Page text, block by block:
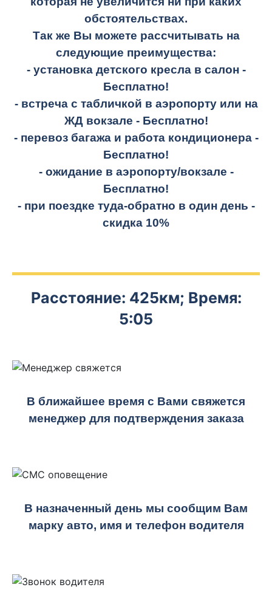
обстоятельствах.
Так же Вы можете рассчитывать на
следующие преимущества:
- установка детского кресла в салон -
Бесплатно!
- встреча с табличкой в аэропорту или на
ЖД вокзале - Бесплатно!
- перевоз багажа и работа кондиционера -
Бесплатно!
- ожидание в аэропорту/вокзале -
Бесплатно!
- при поездке туда-обратно в один день -
скидка 10%
Расстояние: 425км; Время:
5:05
В ближайшее время с Вами свяжется
менеджер для подтверждения заказа
В назначенный день мы сообщим Вам
марку авто, имя и телефон водителя